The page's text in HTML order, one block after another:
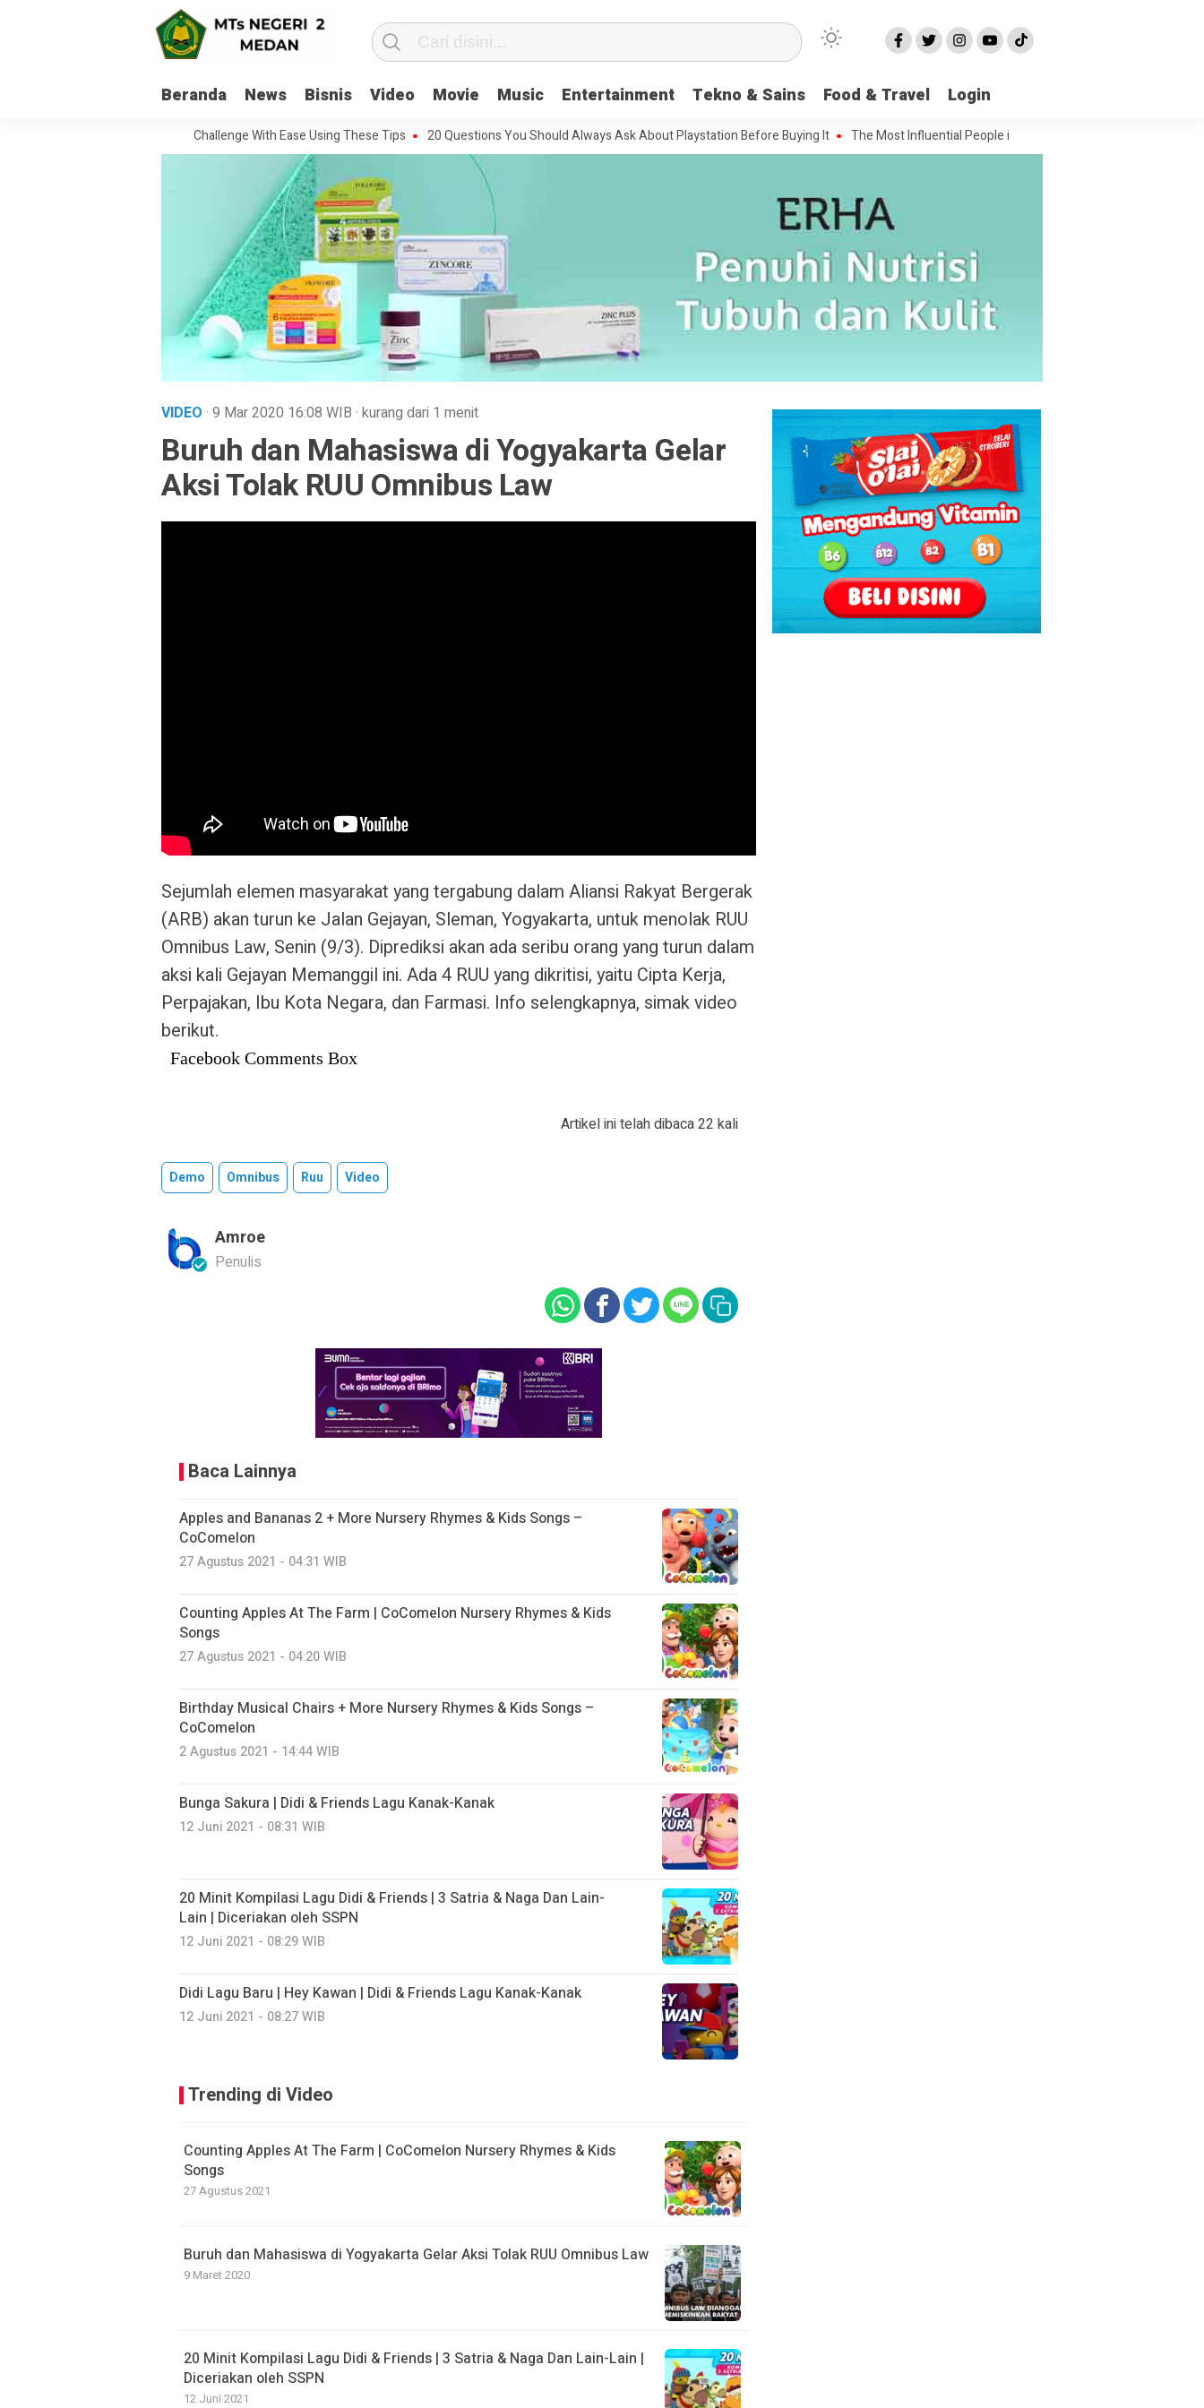
Beranda News Bisnis Video Movie Music Entertainment Tekno & Sains Food & Travel Login
How To Handle Every Movie Challenge With Ease Using These Tips 20 Questions You Should Always Ask About Playstation Before Buying It The Most Influential People in the Green House Industry and Their
VIDEO · 9 Mar 2020 16:08 WIB · kurang dari 1 menit
Buruh dan Mahasiswa di Yogyakarta Gelar
Aksi Tolak RUU Omnibus Law
Sejumlah elemen masyarakat yang tergabung dalam Aliansi Rakyat Bergerak
(ARB) akan turun ke Jalan Gejayan, Sleman, Yogyakarta, untuk menolak RUU
Omnibus Law, Senin (9/3). Diprediksi akan ada seribu orang yang turun dalam
aksi kali Gejayan Memanggil ini. Ada 4 RUU yang dikritisi, yaitu Cipta Kerja,
Perpajakan, Ibu Kota Negara, dan Farmasi. Info selengkapnya, simak video
berikut.
Facebook Comments Box
Artikel ini telah dibaca 22 kali
Demo Omnibus Ruu Video
Amroe
Penulis
Baca Lainnya
Apples and Bananas 2 + More Nursery Rhymes & Kids Songs –
CoComelon
27 Agustus 2021 - 04:31 WIB
Counting Apples At The Farm | CoComelon Nursery Rhymes & Kids
Songs
27 Agustus 2021 - 04:20 WIB
Birthday Musical Chairs + More Nursery Rhymes & Kids Songs –
CoComelon
2 Agustus 2021 - 14:44 WIB
Bunga Sakura | Didi & Friends Lagu Kanak-Kanak
12 Juni 2021 - 08:31 WIB
20 Minit Kompilasi Lagu Didi & Friends | 3 Satria & Naga Dan Lain-
Lain | Diceriakan oleh SSPN
12 Juni 2021 - 08:29 WIB
Didi Lagu Baru | Hey Kawan | Didi & Friends Lagu Kanak-Kanak
12 Juni 2021 - 08:27 WIB
Trending di Video
Counting Apples At The Farm | CoComelon Nursery Rhymes & Kids
Songs
27 Agustus 2021
Buruh dan Mahasiswa di Yogyakarta Gelar Aksi Tolak RUU Omnibus Law
9 Maret 2020
20 Minit Kompilasi Lagu Didi & Friends | 3 Satria & Naga Dan Lain-Lain |
Diceriakan oleh SSPN
12 Juni 2021